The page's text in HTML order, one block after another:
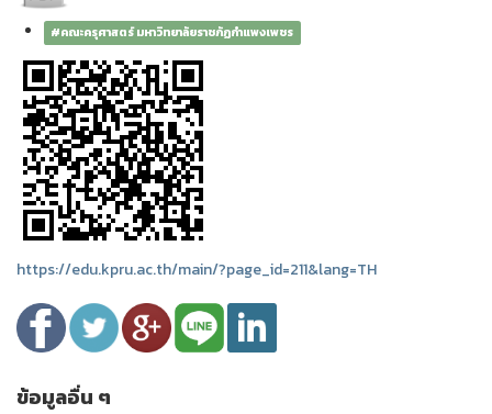
#คณะครุศาสตร์ มหาวิทยาลัยราชภัฏกำแพงเพชร
https://edu.kpru.ac.th/main/?page_id=211&lang=TH
ข้อมูลอื่น ๆ